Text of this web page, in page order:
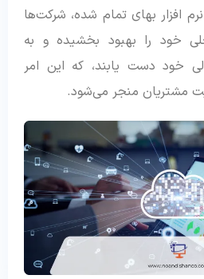
افزار بهای تمام شده، شرکت‌ها
خود را بهبود بخشیده و به
خود دست یابند، که این امر
مشتریان منجر می‌شود.